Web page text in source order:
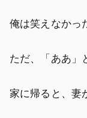
俺は笑えなかっ
ただ、「ああ」
家に帰ると、妻